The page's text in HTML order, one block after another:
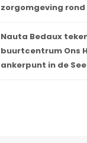
zorgomgeving
Nauta Bedaux
buurtcentrum Ons
ankerpunt in de